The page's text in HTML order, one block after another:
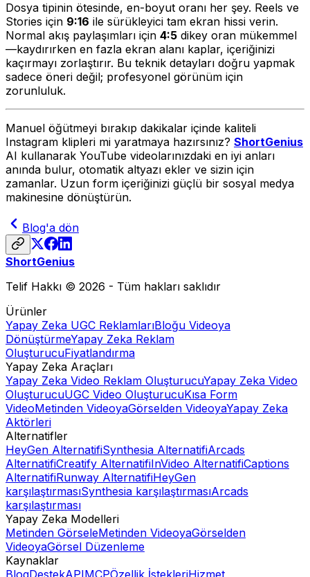
Dosya tipinin ötesinde, en-boyut oranı her şey. Reels ve
Stories için 9:16 ile sürükleyici tam ekran hissi verin.
Normal akış paylaşımları için 4:5 dikey oran mükemmel
—kaydırırken en fazla ekran alanı kaplar, içeriğinizi
kaçırmayı zorlaştırır. Bu teknik detayları doğru yapmak
sadece öneri değil; profesyonel görünüm için
zorunluluk.
Manuel öğütmeyi bırakıp dakikalar içinde kaliteli
Instagram klipleri mi yaratmaya hazırsınız? ShortGenius
AI kullanarak YouTube videolarınızdaki en iyi anları
anında bulur, otomatik altyazı ekler ve sizin için
zamanlar. Uzun form içeriğinizi güçlü bir sosyal medya
makinesine dönüştürün.
Blog'a dön
ShortGenius
Telif Hakkı © 2026 - Tüm hakları saklıdır
Ürünler
Yapay Zeka UGC ReklamlarıBloğu Videoya
DönüştürmeYapay Zeka Reklam
OluşturucuFiyatlandırma
Yapay Zeka Araçları
Yapay Zeka Video Reklam OluşturucuYapay Zeka Video
OluşturucuUGC Video OluşturucuKısa Form
VideoMetinden VideoyaGörselden VideoyaYapay Zeka
Aktörleri
Alternatifler
HeyGen AlternatifiSynthesia AlternatifiArcads
AlternatifiCreatify AlternatifiInVideo AlternatifiCaptions
AlternatifiRunway AlternatifiHeyGen
karşılaştırmasıSynthesia karşılaştırmasıArcads
karşılaştırması
Yapay Zeka Modelleri
Metinden GörseleMetinden VideoyaGörselden
VideoyaGörsel Düzenleme
Kaynaklar